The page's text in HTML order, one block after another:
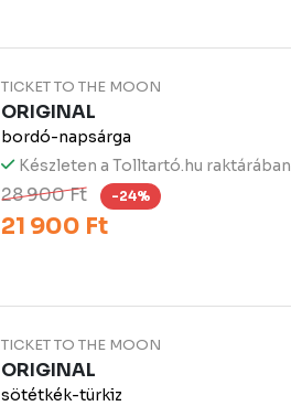
TICKET TO THE MOON
ORIGINAL
bordó-napsárga
Készleten a Tolltartó.hu raktárában
28 900 Ft -24%
21 900 Ft
TICKET TO THE MOON
ORIGINAL
sötétkék-türkiz